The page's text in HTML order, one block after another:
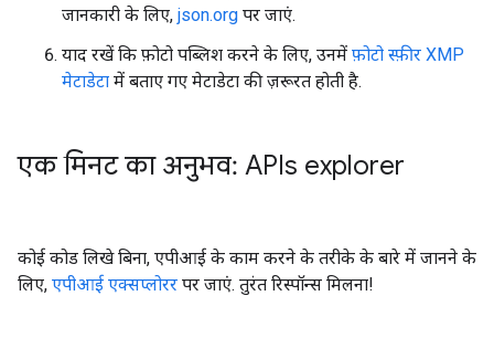
जानकारी के लिए, json.org पर जाएं.
याद रखें कि फ़ोटो पब्लिश करने के लिए, उनमें फ़ोटो स्फ़ीर XMP
मेटाडेटा में बताए गए मेटाडेटा की ज़रूरत होती है.
एक मिनट का अनुभव: APIs explorer
कोई कोड लिखे बिना, एपीआई के काम करने के तरीके के बारे में जानने के
लिए, एपीआई एक्सप्लोरर पर जाएं. तुरंत रिस्पॉन्स मिलना!